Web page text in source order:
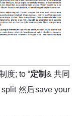
度; to “定制& 共同
然后save your